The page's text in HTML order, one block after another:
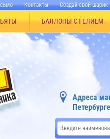
Контакты Создай свой шарик
БАЛЛОНЫ С ГЕЛИЕМ
Адреса
Петербурге